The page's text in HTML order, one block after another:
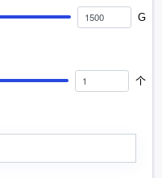
G
个